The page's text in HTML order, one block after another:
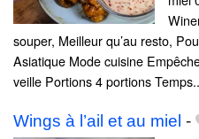
souper, Meilleur qu’au resto,
Asiatique Mode cuisine
veille Portions 4 portions
Wings à l’ail et au miel -